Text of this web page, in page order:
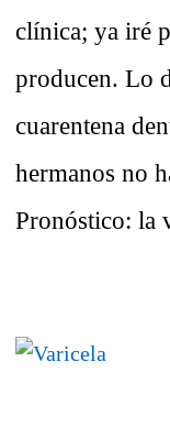
clínica; ya iré
producen. Lo
cuarentena
hermanos no
Pronóstico: la